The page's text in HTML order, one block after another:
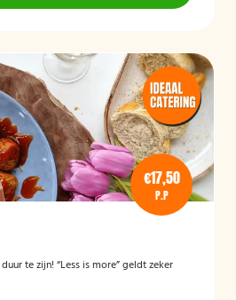
€17,50
P.P
te zijn! “Less is more” geldt zeker